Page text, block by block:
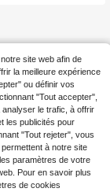
site web afin de
la meilleure expérience
ou définir vos
"Tout accepter",
le trafic, à offrir
les publicités pour
"Tout rejeter", vous
à notre site
paramètres de votre
Pour en savoir plus
de cookies